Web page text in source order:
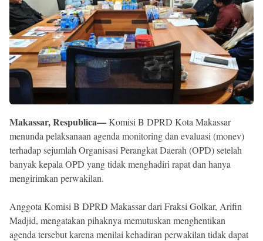
Makassar, Respublica—Komisi B DPRD Kota Makassar
menunda pelaksanaan agenda monitoring dan evaluasi (monev)
terhadap sejumlah Organisasi Perangkat Daerah (OPD) setelah
banyak kepala OPD yang tidak menghadiri rapat dan hanya
mengirimkan perwakilan.
Anggota Komisi B DPRD Makassar dari Fraksi Golkar, Arifin
Madjid, mengatakan pihaknya memutuskan menghentikan
agenda tersebut karena menilai kehadiran perwakilan tidak dapat